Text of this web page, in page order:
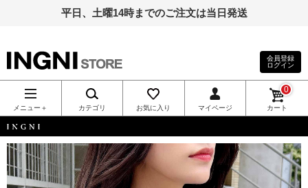
平日、土曜14時までのご注文は当日発送
INGNI（イン
グ）公式通
販｜INGNI
STORE
会員登録
ログイン
メニュー＋ カテゴリ お気に入り マイページ カート
0
INGNI